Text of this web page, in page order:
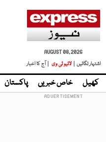
AUGUST 08, 2026
اشتہار لگائیں |
لائیو ٹی وی | آج کا اخبار
کھیل خاص خبریں پاکستان